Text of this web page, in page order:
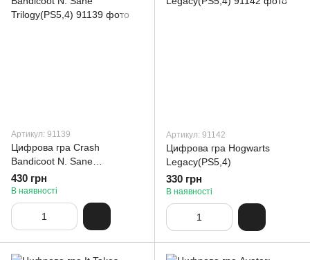
Артикул: 91139
Цифрова гра Crash
Bandicoot N. Sane
Trilogy(PS5,4)
430 грн
В наявності
Артикул: 91142
Цифрова гра Hogwarts
Legacy(PS5,4)
330 грн
В наявності